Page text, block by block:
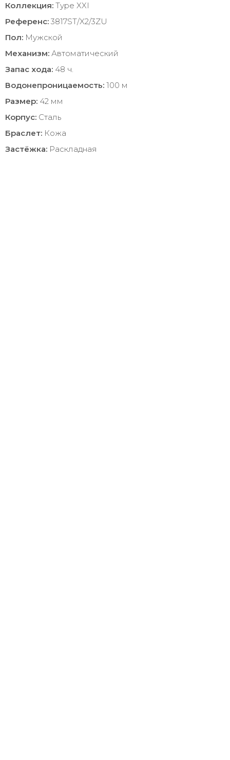
Коллекция: Type XXI
Референс: 3817ST/X2/3ZU
Пол: Мужской
Механизм: Автоматический
Запас хода: 48 ч.
Водонепроницаемость: 100 м
Размер: 42 мм
Корпус: Сталь
Браслет: Кожа
Застёжка: Раскладная